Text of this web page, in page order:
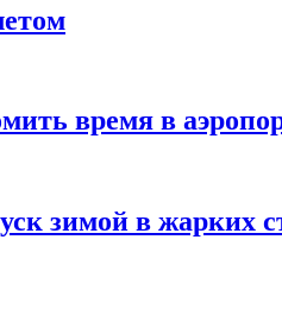
время в
зимой в жарких